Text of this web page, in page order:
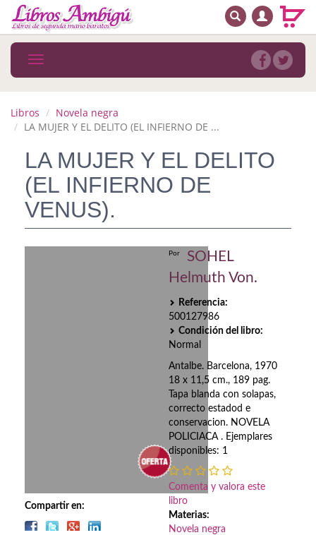
MENÚ PRINCIPAL
Novedades
MATERIAS
Arte
Astrología. Ocultismo
Autoayuda. Conocimiento personal
Deportes
Derecho
BUSCAR
Toggle
navigation
Libros
Novela negra
LA MUJER Y EL DELITO (EL INFIERNO DE ...
LA MUJER Y EL DELITO
(EL INFIERNO DE
VENUS).
Compartir en:
Por
SOHEL
Helmuth Von.
Referencia:
500127986
Condición del libro:
Normal
Antalbe. Barcelona, 1970
18 x 11,5 cm., 189 pag.
Tapa blanda con solapas,
correcto estadod e
conservacion. NOVELA
POLICIACA . Ejemplares
disponibles: 1
Comenta y valora este
libro
Materias:
Novela negra